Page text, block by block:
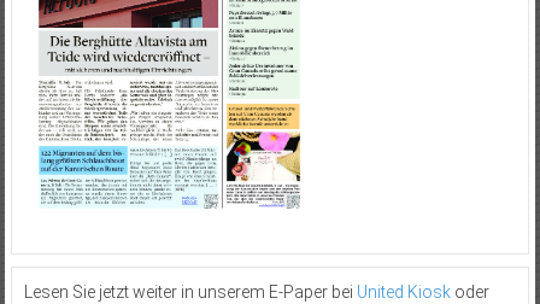
Lesen Sie jetzt weiter in unserem E-Paper bei United Kioskoder